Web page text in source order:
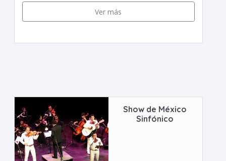
Ver más
Show de México
Sinfónico